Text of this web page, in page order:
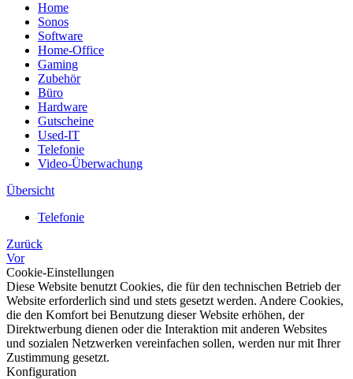
Home
Sonos
Software
Home-Office
Gaming
Zubehör
Büro
Hardware
Gutscheine
Used-IT
Telefonie
Video-Überwachung
Übersicht
Telefonie
Zurück
Vor
Cookie-Einstellungen
Diese Website benutzt Cookies, die für den technischen Betrieb der
Website erforderlich sind und stets gesetzt werden. Andere Cookies,
die den Komfort bei Benutzung dieser Website erhöhen, der
Direktwerbung dienen oder die Interaktion mit anderen Websites
und sozialen Netzwerken vereinfachen sollen, werden nur mit Ihrer
Zustimmung gesetzt.
Konfiguration